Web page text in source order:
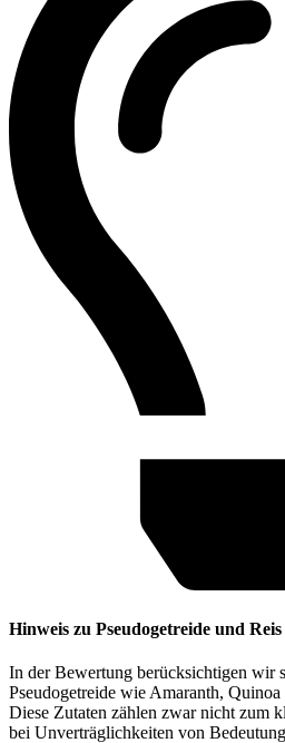
Hinweis zu Pseudogetreide und Reis
In der Bewertung berücksichtigen wir
Pseudogetreide wie Amaranth,
Diese Zutaten zählen zwar nicht zum
bei Unverträglichkeiten von